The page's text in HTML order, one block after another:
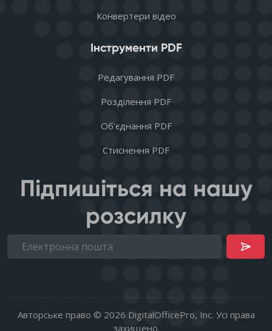
Конвертери відео
Інструменти PDF
Редагування PDF
Розділення PDF
Об'єднання PDF
Стиснення PDF
Підпишіться на нашу
розсилку
Авторське право © 2026 DigitalOfficePro, Inc. Усі права
захищено.